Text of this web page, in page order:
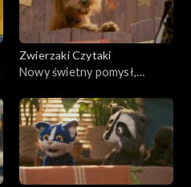
Zwierzaki Czytaki
Nowy świetny pomysł,